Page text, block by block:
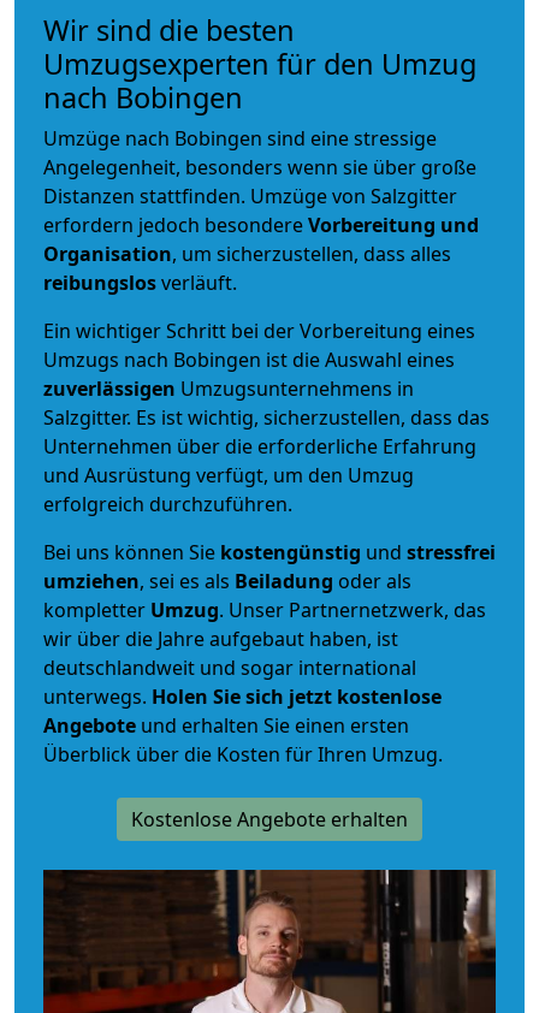
Wir sind die besten
Umzugsexperten für den Umzug
nach Bobingen
Umzüge nach Bobingen sind eine stressige
Angelegenheit, besonders wenn sie über große
Distanzen stattfinden. Umzüge von Salzgitter
erfordern jedoch besondereVorbereitung und
Organisation, um sicherzustellen, dass alles
reibungslosverläuft.
Ein wichtiger Schritt bei der Vorbereitung eines
Umzugs nach Bobingen ist die Auswahl eines
zuverlässigen Umzugsunternehmens in
Salzgitter. Es ist wichtig, sicherzustellen, dass das
Unternehmen über die erforderliche Erfahrung
und Ausrüstung verfügt, um den Umzug
erfolgreich durchzuführen.
Bei uns können Sie kostengünstig und stressfrei
umziehen, sei es als Beiladung oder als
kompletter Umzug. Unser Partnernetzwerk, das
wir über die Jahre aufgebaut haben, ist
deutschlandweit und sogar international
unterwegs. Holen Sie sich jetzt kostenlose
Angebote und erhalten Sie einen ersten
Überblick über die Kosten für Ihren Umzug.
Kostenlose Angebote erhalten